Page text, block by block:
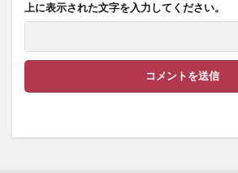
上に表示された文字を入力してください。